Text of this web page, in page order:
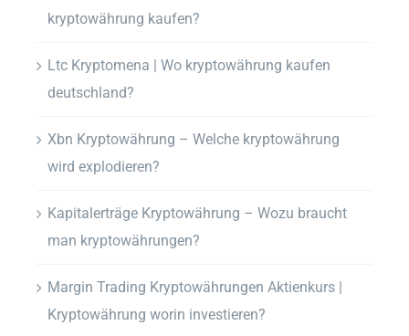
kryptowährung kaufen?
Ltc Kryptomena | Wo kryptowährung kaufen
deutschland?
Xbn Kryptowährung – Welche kryptowährung
wird explodieren?
Kapitalerträge Kryptowährung – Wozu braucht
man kryptowährungen?
Margin Trading Kryptowährungen Aktienkurs |
Kryptowährung worin investieren?